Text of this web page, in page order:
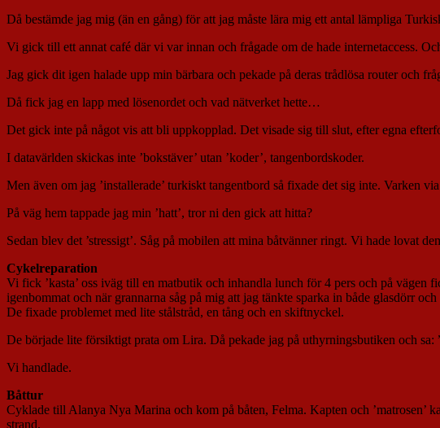
Då bestämde jag mig (än en gång) för att jag måste lära mig ett antal lämpliga
Vi gick till ett annat café där vi var innan och frågade om de hade internetaccess.
Jag gick dit igen halade upp min bärbara och pekade på deras trådlösa router och
Då fick jag en lapp med lösenordet och vad nätverket hette…
Det gick inte på något vis att bli uppkopplad. Det visade sig till slut, efter egna
I datavärlden skickas inte ’bokstäver’ utan ’koder’, tangenbordskoder.
Men även om jag ’installerade’ turkiskt tangentbord så fixade det sig inte. Varken
På väg hem tappade jag min ’hatt’, tror ni den gick att hitta?
Sedan blev det ’stressigt’. Såg på mobilen att mina båtvänner ringt. Vi hade lovat
Cykelreparation
Vi fick ’kasta’ oss iväg till en matbutik och inhandla lunch för 4 pers och på
igenbommat och när grannarna såg på mig att jag tänkte sparka in både glasdörr
De fixade problemet med lite stålstråd, en tång och en skiftnyckel.
De började lite försiktigt prata om Lira. Då pekade jag på uthyrningsbutiken och
Vi handlade.
Båttur
Cyklade till Alanya Nya Marina och kom på båten, Felma. Kapten och ’matrosen’
strand.